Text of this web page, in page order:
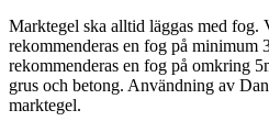
Marktegel ska alltid läggas med fog.
rekommenderas en fog på minimum
rekommenderas en fog på omkring
grus och betong. Användning av
marktegel.